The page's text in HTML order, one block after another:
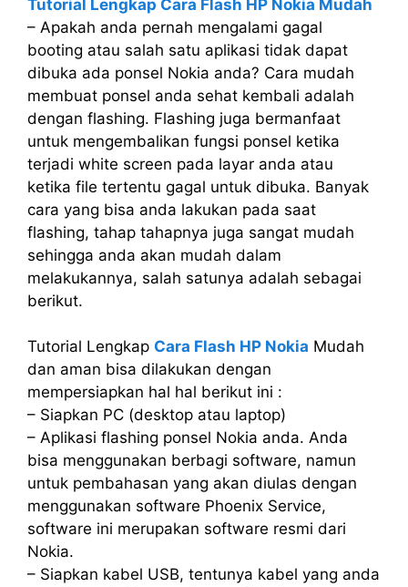
Tutorial Lengkap Cara Flash HP Nokia Mudah
– Apakah anda pernah mengalami gagal
booting atau salah satu aplikasi tidak dapat
dibuka ada ponsel Nokia anda? Cara mudah
membuat ponsel anda sehat kembali adalah
dengan flashing. Flashing juga bermanfaat
untuk mengembalikan fungsi ponsel ketika
terjadi white screen pada layar anda atau
ketika file tertentu gagal untuk dibuka. Banyak
cara yang bisa anda lakukan pada saat
flashing, tahap tahapnya juga sangat mudah
sehingga anda akan mudah dalam
melakukannya, salah satunya adalah sebagai
berikut.
Tutorial Lengkap Cara Flash HP Nokia Mudah
dan aman bisa dilakukan dengan
mempersiapkan hal hal berikut ini :
– Siapkan PC (desktop atau laptop)
– Aplikasi flashing ponsel Nokia anda. Anda
bisa menggunakan berbagi software, namun
untuk pembahasan yang akan diulas dengan
menggunakan software Phoenix Service,
software ini merupakan software resmi dari
Nokia.
– Siapkan kabel USB, tentunya kabel yang anda